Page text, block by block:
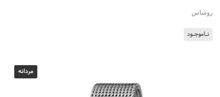
روشاس
نـاموجـود
مردانه